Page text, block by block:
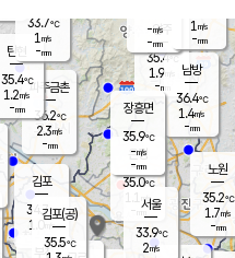
양주
35.4℃
1.9
-mm
파주금촌
36.2℃
2.3m/s
-mm
탄현
35.4℃
1.2m/s
-mm
김포
34.7℃
1.0 m/s
mm
부천
은평
35.0℃
m/s
- mm
노원
35.2℃
1.7m/s
-mm
남방
36.4℃
1.4m/s
-mm
장흥면
35.9℃
-m/s
-mm
-m/s
-mm
김포(공)
35.5℃
서울
33.9℃
2m/s
33.7℃
1 m/s
-mm
1 m/s
-mm